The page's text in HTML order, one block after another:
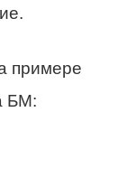
примере
БМ: